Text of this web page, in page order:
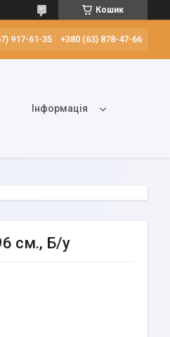
Кошик
917-61-35 +380 (63) 878-47-66
Інформація
см., Б/у